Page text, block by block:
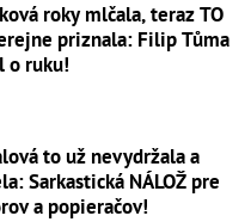
roky mlčala, teraz TO
priznala: Filip Tůma
o ruku!
to už nevydržala a
Sarkastická NÁLOŽ pre
a popieračov!